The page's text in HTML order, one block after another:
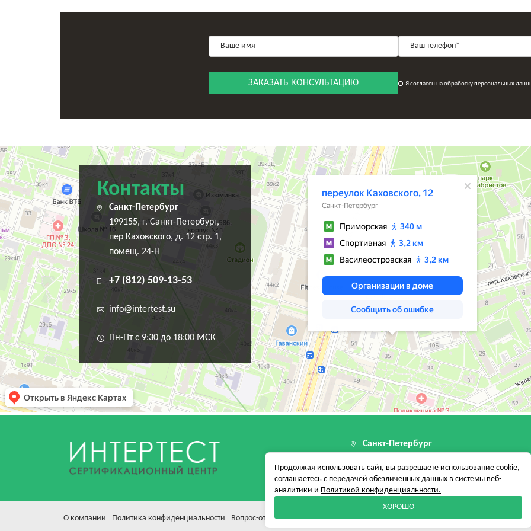
ЗАКАЗАТЬ КОНСУЛЬТАЦИЮ Я согласен на обработку персональных
Санкт‑Петербург
Переулок Каховского, 12 — Яндекс Карты
Контакты
Санкт-Петербург
199155, г. Санкт-Петербург,
пер Каховского, д. 12 стр. 1,
помещ. 24-Н
+7 (812) 509-13-53
info@intertest.su
Пн-Пт с 9:30 до 18:00 МСК
Санкт-Петербург
199155, г. Санкт-Петербург, пер
12 стр. 1, помещ. 24-Н
О компании Политика конфиденциальности Вопрос-ответ Отзывы Контакты Новости Карта сайта
Продолжая использовать сайт, вы разрешаете использование cookie,
соглашаетесь с передачей обезличенных данных в системы веб-
аналитики и Политикой конфиденциальности.
ХОРОШО